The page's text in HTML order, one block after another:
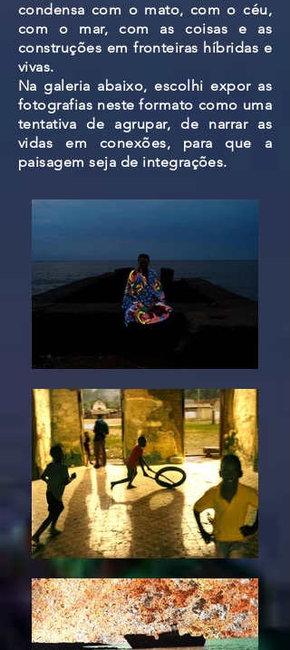
condensa com o mato, com o céu,
com o mar, com as coisas e as
construções em fronteiras híbridas e
vivas.
Na galeria abaixo, escolhi expor as
fotografias neste formato como uma
tentativa de agrupar, de narrar as
vidas em conexões, para que a
paisagem seja de integrações.